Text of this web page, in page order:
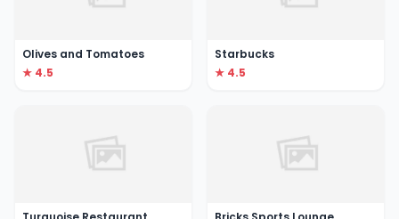
Olives and Tomatoes
★ 4.5
Starbucks
★ 4.5